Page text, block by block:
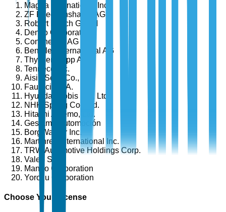
Magna International Inc.
ZF Friedrichshafen AG
Robert Bosch GmbH
Denso Corporation
Continental AG
Benteler International AG
Thyssenkrupp AG
Tenneco Inc.
Aisin Seiki Co., Ltd.
Faurecia S.A.
Hyundai Mobis Co., Ltd.
NHK Spring Co., Ltd.
Hitachi Astemo, Ltd.
Gestamp Automoción
BorgWarner Inc.
Martinrea International Inc.
TRW Automotive Holdings Corp.
Valeo SA
Mando Corporation
Yorozu Corporation
Choose Your License